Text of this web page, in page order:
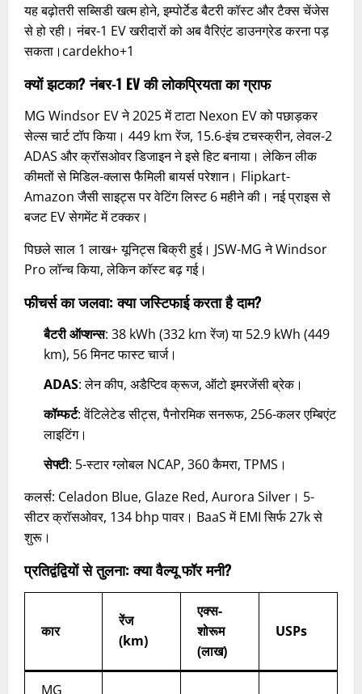
यह बढ़ोतरी सब्सिडी खत्म होने, इम्पोर्टेड बैटरी कॉस्ट और टैक्स चेंजेस
से हो रही। नंबर-1 EV खरीदारों को अब वैरिएंट डाउनग्रेड करना पड़
सकता।cardekho+1​
क्यों झटका? नंबर-1 EV की लोकप्रियता का ग्राफ
MG Windsor EV ने 2025 में टाटा Nexon EV को पछाड़कर
सेल्स चार्ट टॉप किया। 449 km रेंज, 15.6-इंच टचस्क्रीन, लेवल-2
ADAS और क्रॉसओवर डिजाइन ने इसे हिट बनाया। लेकिन लीक
कीमतों से मिडिल-क्लास फैमिली बायर्स परेशान। Flipkart-
Amazon जैसी साइट्स पर वेटिंग लिस्ट 6 महीने की। नई प्राइस से
बजट EV सेगमेंट में टक्कर।
पिछले साल 1 लाख+ यूनिट्स बिक्री हुई। JSW-MG ने Windsor
Pro लॉन्च किया, लेकिन कॉस्ट बढ़ गई।
फीचर्स का जलवा: क्या जस्टिफाई करता है दाम?
बैटरी ऑप्शन्स: 38 kWh (332 km रेंज) या 52.9 kWh (449
km), 56 मिनट फास्ट चार्ज।
ADAS: लेन कीप, अडैप्टिव क्रूज, ऑटो इमरजेंसी ब्रेक।
कॉम्फर्ट: वेंटिलेटेड सीट्स, पैनोरमिक सनरूफ, 256-कलर एम्बिएंट
लाइटिंग।
सेफ्टी: 5-स्टार ग्लोबल NCAP, 360 कैमरा, TPMS।
कलर्स: Celadon Blue, Glaze Red, Aurora Silver। 5-
सीटर क्रॉसओवर, 134 bhp पावर। BaaS में EMI सिर्फ 27k से
शुरू।​
प्रतिद्वंद्वियों से तुलना: क्या वैल्यू फॉर मनी?
कार
रेंज
(km)
एक्स-
शोरूम
(लाख)
USPs
MG